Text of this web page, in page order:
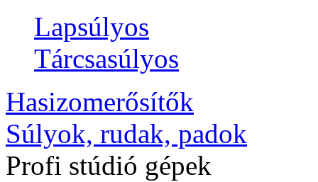
Lapsúlyos
Tárcsasúlyos
Hasizomerősítők
Súlyok, rudak, padok
Profi stúdió gépek